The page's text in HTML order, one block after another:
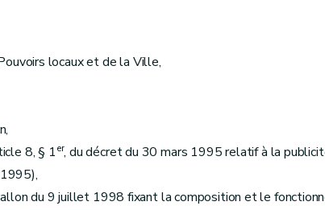
locaux et de la Ville,
8, § 1er, du décret du 30 mars 1995 relatif à la
du 9 juillet 1998 fixant la composition et le